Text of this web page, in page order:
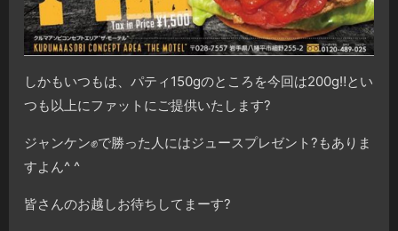
しかもいつもは、パティ150gのところを今回は200g‼︎とい
つも以上にファットにご提供いたします?
ジャンケン✊で勝った人にはジュースプレゼント?もありま
すよん^ ^
皆さんのお越しお待ちしてまーす?